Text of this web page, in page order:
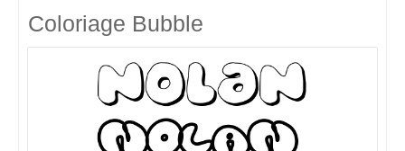
Coloriage Bubble